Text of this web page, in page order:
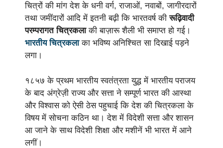
चित्रों की मांग देश के धनी वर्ग, राजाओं, नवाबों, जागीरदारों
तथा जमींदारों आदि में इतनी बढ़ी कि भारतवर्ष कीरूढ़िवादी
परम्परागत चित्रकलाकी बाज़ारू शैली भी समाप्त हो गई।
भारतीय चित्रकलाका भविष्य अनिश्चित सा दिखाई पड़ने
लगा।
१८५७ के प्रथम भारतीय स्वतंत्रता युद्ध में भारतीय पराजय
के बाद अंग्रेज़ी राज्य और सत्ता ने सम्पूर्ण भारत की आस्था
और विश्वास को ऐसी ठेस पहुचाई कि देश की चित्रकला के
विषय में सोचना कठिन था। देश में विदेशी सत्ता और शासन
आ जाने के साथ विदेशी शिक्षा और मशीनें भी भारत में आने
लगीं।